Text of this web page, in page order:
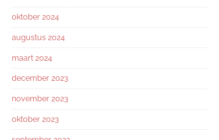
oktober 2024
augustus 2024
maart 2024
december 2023
november 2023
oktober 2023